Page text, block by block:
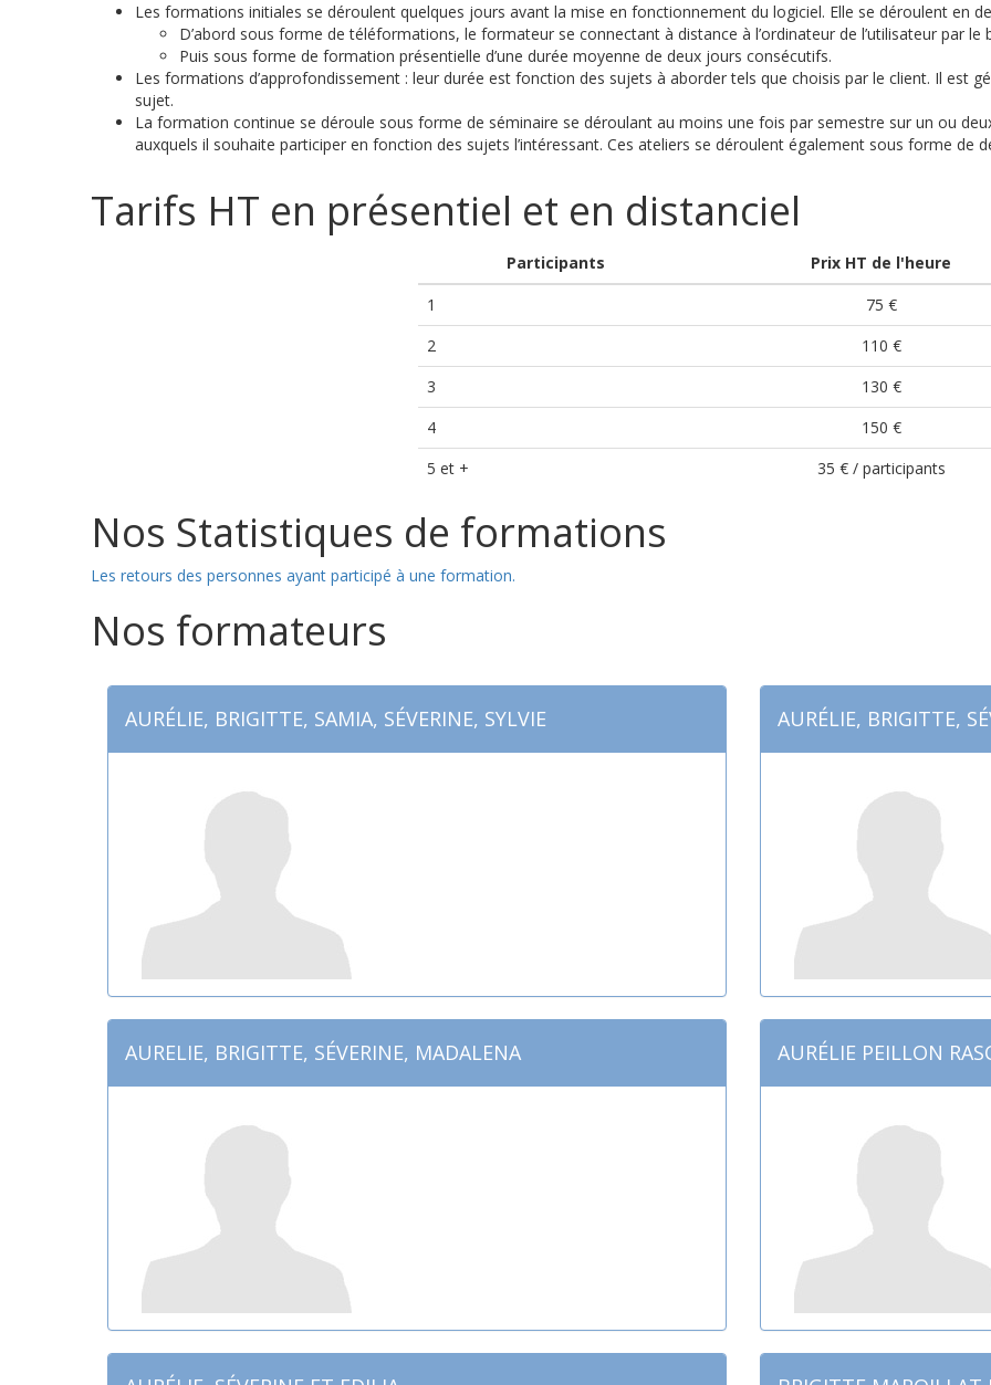
Les formations initiales se déroulent quelques jours avant la mise en fonctionnement du logiciel. Elle se déroulent en
D’abord sous forme de téléformations, le formateur se connectant à distance à l’ordinateur de l’utilisateur par le
Puis sous forme de formation présentielle d’une durée moyenne de deux jours consécutifs.
Les formations d’approfondissement : leur durée est fonction des sujets à aborder tels que choisis par le client. Il est
sujet.
La formation continue se déroule sous forme de séminaire se déroulant au moins une fois par semestre sur un ou
auxquels il souhaite participer en fonction des sujets l’intéressant. Ces ateliers se déroulent également sous forme de
Tarifs HT en présentiel et en distanciel
Participants
Prix HT de l'heure
1
75 €
2
110 €
3
130 €
4
150 €
5 et +
35 € / participants
Nos Statistiques de formations
Les retours des personnes ayant participé à une formation.
Nos formateurs
AURÉLIE, BRIGITTE, SAMIA, SÉVERINE, SYLVIE AURÉLIE, BRIGITTE,
AURELIE, BRIGITTE, SÉVERINE, MADALENA AURÉLIE PEILLON